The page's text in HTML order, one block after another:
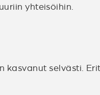
yhteisöihin.
selvästi.